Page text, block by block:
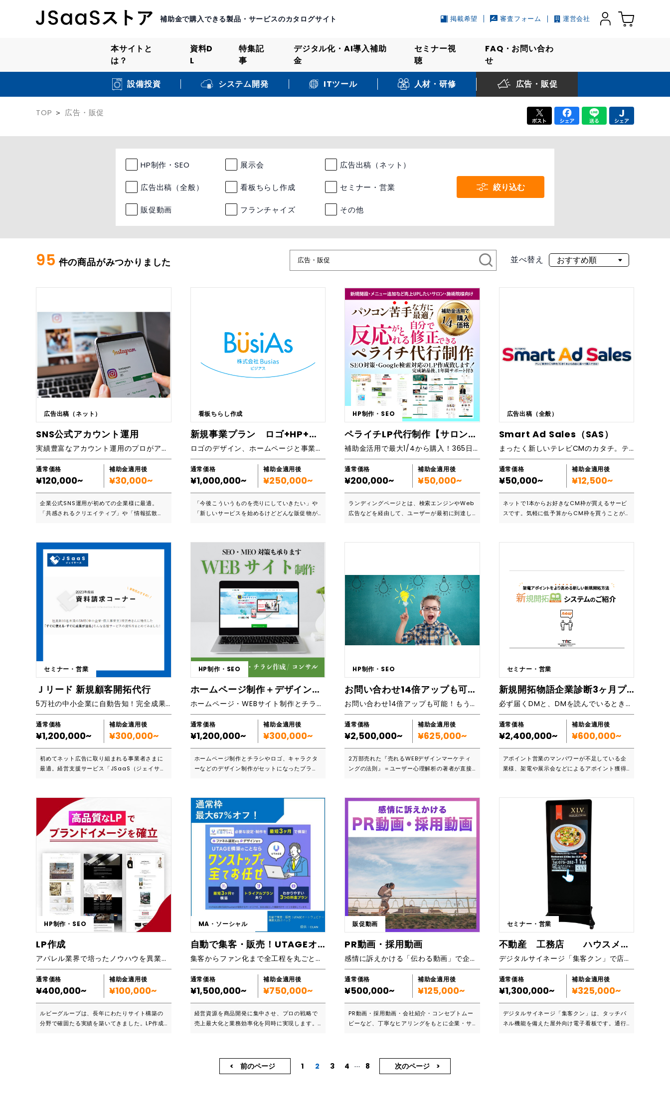
補助金で購入できる製品・サービスのカタログサイト 掲載希望 審査フォーム 運営会社
本サイトと
は？
資料D
L
特集記
事
デジタル化・AI導入補助
金
セミナー視
聴
FAQ・お問い合わ
せ
設備投資 システム開発 ITツール 人材・研修 広告・販促
TOP 広告・販促
HP制作・SEO 展示会 広告出稿（ネット）
広告出稿（全般） 看板ちらし作成 セミナー・営業
販促動画 フランチャイズ その他
絞り込む
95 件の商品がみつかりました 並べ替え
広告出稿（ネット）
SNS公式アカウント運用
実績豊富なアカウント運用のプロがアカウントの分析から運用・KPI管理まで実施します。
通常価格
¥120,000~
補助金適用後
¥30,000~
企業公式SNS運用が初めての企業様に最適。
「共感されるクリエイティブ」や「情報拡散
ること、購入CVを向上させることなどにつなが
り大きなメリットになります。 ■こんな方にお
ススメです ・公式アカウントの運用は初めて
・効率よくフォロワーを獲得したり、関係性を
継続させたい 企業公式アカウントを活用するこ
とは、認知拡大、購入率アップ、ブランディン
グなどの様々な効果が見込めます。一方で、SN
ikTokの全てのプラットフォームに対応可能。
各SNSの特徴を元に、目的別のアプローチ方法
のご提案から可能です。 ■対応範囲 ※詳細は資
料でご確認ください ・戦略の立案 ・最適なSN
Sの選定 ・企業イメージに合わせた運用ルール
策定 ・投稿代行 ・データ分析／効果測定 ・レ
ポート作成 ■KAIKETSUの公式アカウント運用
の強み 1.電通グループ企業としての実績が多
数！ 2.ワンストップですべてのSNSアカウント
ンサーデータベース！ 商品紹介だけでなく、イ
ラストや漫画系など、目的にあわせてアプロー
看板ちらし作成
新規事業プラン ロゴ+HP+事業案内
ロゴのデザイン、ホームページと事業案内の制作をまとめた新規事業プランです。
通常価格
¥1,000,000~
補助金適用後
¥250,000~
「今後こういうものを売りにしていきたい」や
「新しいサービスを始めるけどどんな販促物が
ールをご提案いたします。また、制作物に掲載
する文章の作成やイメージ写真の選定まで、ま
るごと承りますので、お客さまの手間も大幅に
省けます。補助金のご利用でおトクになるこの
機会に、ぜひご検討ください。 ■こんな方にお
すすめです ・新たな事業展開や業務拡張を考え
ている ・専用のホームページを新たに作りたい
・スマートフォン対応のホームページにしたい
・ロゴ、ホームページ、事業案内のデザインや
イメージを統一感のあるものにしたい 新規事業
や新規サービスには、内容やコンセプトを宣伝
する為の準備が必要です！まとめて用意するな
ら、ロゴから一貫して対応できる私たちビジア
スへぜひご相談ください！ロゴのデザインから
ホームページ、事業案内に至るまで、専任のデ
ィレクターが承ります。 ■納品までの流れ一覧
STEP1 お打ち合わせ ご訪問（※1）またはオン
ラインにて、ご要望をお伺いします STEP2 デ
ザイン・構成のご提案 専任のディレクターが、
ロゴのデザイン、ホームページや事業案内の構
成案を作成 STEP3 修正・調整 デザインや掲
正・調整 STEP4 制作 印刷物はSTEP 3.と同時
進行し、ホームページは修正・調整の完了後に
ます ※1 ご訪問は沖縄本島内に限らせていただ
きます。
HP制作・SEO
ペライチLP代行制作【サロン・施術院向け(全国対応)】
補助金活用で最大1/4から購入！365日24時間働くサロン・施術院の営業マンを雇うこと
通常価格
¥200,000~
補助金適用後
¥50,000~
ランディングページとは、検索エンジンやWeb
広告などを経由して、ユーザーが最初に到達し
紹介ページのことを言います。 私は、WEBデザ
般的なWEBデザイナーとは違い、見た目だけ綺
麗なランディングページではなく、マーケティ
ング・SEO対策・キャッチコピーにも留意し、
実際に問い合わせや購入につながりやすく、成
果があがるランディングページ作成を心がけて
おります。 サロン運営していると、ランディン
グページの内容を修正したい時も多々あるかと
思います。また、デジタルが苦手という方もお
ーコードツールで、HTML/CSSといった専門知
識がわからなくてもWEBサイトを作ることがで
きます。ブログ感覚で作成でき、修正も簡単で
す。レンタルサーバーも独自ドメインも必要あ
りませんが、独自ドメインも設定できます。デ
ジタル苦手な方、サロン運営初心者の方、個人
サロンの方におすすめです。 ペライチを使った
ランディングページを1年間のサポートつきで作
作に慣れて頂ければと思います。 ▶こんなサロ
ンオーナー様におすすめ ✓集客のことがよく分
Instagram投稿を頑張ってるが、集客につな
がらない ✓サロンの紹介ページがまだない ✓自
分でも修正できるランディングページがほしい
✓ある一定の期間、サポートしてほしい 私は、
サロン初心者の方・デジタル苦手な方向けのラ
ンディングページを多く作成しております。コ
コナラで2年間プラチナランクキープ、個人で3
00サイト以上の作成実績もあります。私のサロ
ンでは、お金をかけずにSNS投稿もなしで、毎
月新規客が10名以上問合せ・予約があります。
ぜひご検討下さい。 ▶ランディングページ作成
の流れ ①ZOOMでの打ち合わせ ランディング
ページに掲載希望の内容・ターゲット・サービ
ス・サイトイメージなどをお尋ねします。 ②ヒ
アリングシートの作成 ヒアリングシートをファ
入の上返信下さい。 ③作業開始 デザインの方向
性が共有できたら、お客様のペライチアカウン
トで制作を開始します。 ④お客様の確認 ランデ
ィングページのたたき台が完成したら、お客様
に確認の上、修正指示を頂きながら、完成させ
ていきます。両者了解の上完了となります。 ▶
ポートフォリオ https://www.foriio.com/k0
を作成し、美しく訴求力のあるセールスデザイ
ンを致します。
広告出稿（全般）
Smart Ad Sales（SAS）
まったく新しいテレビCMのカタチ。テレビ東京のCM枠を15秒1本から自由に選べて購入できる！
通常価格
¥50,000~
補助金適用後
¥12,500~
ネットで1本からお好きなCM枠が買えるサービ
スです。気軽に低予算からCM枠を買うことが
てご利用いただけます。 ■こんなあなたにおす
まりかけられない ・企業のプロモーションをし
たいが計画段階で悩んでいる 視聴率1％あたり
約40万人の方が視聴しているため、15秒のCM
を1回流すだけでも沢山の視聴者様にリーチが見
ンニングと買付 ・CM納品までの審査サポート
の長尺CMを放送することも可能です。どこに
もサポートいたします。テレビ東京だからこそ
見つかる、ターゲットにマッチしたCM枠を獲
得できます。
セミナー・営業
Ｊリード 新規顧客開拓代行
5万社の中小企業に自動告知！完全成果報酬の資料請求サイトです。
通常価格
¥1,200,000~
補助金適用後
¥300,000~
初めてネット広告に取り組まれる事業者さまに
最適。経営支援サービス「JSaaS（ジェイサー
成約可能性の高い見込顧客獲得が期待できま
す。完全成果報酬で、月間予算も設定できるた
め、リスクなしで利用可能です。 ■こんな方に
おススメです ・中小企業向けの商品を販売して
いる。販路拡大に取り組みたい ・初めてネット
・手間をかけずに、継続的に運用したい Ｊリー
ドは、株式会社ライトアップが運営する、会員
約5万社の経営者支援サービス・JSaaSの１コ
ーナーです。掲載サービスは、会員へ向けて自
動的に告知され、投資意欲の高い経営層から問
合せを集めることができます。問合せ企業情報
は、掲載企業に即時連携され、そこから商談設
定を行います。ITツール系だけではなく、企
業・経営者を支援するサービスであれば全て掲
載することができます。 ■主要機能一覧 ※詳細
はカタログ等でもご確認いただけます ・掲載ペ
ージ管理 ・資料送付文面管理 ・月間上限予算設
定 ・自動決済
HP制作・SEO
ホームページ制作＋デザイン（チラシ・ロゴなど）
ホームページ・WEBサイト制作とチラシ制作やロゴなどのデザイン制作もできるプラン！
通常価格
¥1,200,000~
補助金適用後
¥300,000~
ホームページ制作とチラシやロゴ、キャラクタ
ーなどのデザイン制作がセットになったプラ
作り、ロゴ制作を頼みたいなど要望によってお
見積もり！オンラインでもオフラインでも貴社
の個性を活かし、見てもらえるウェブサイトと
目をひくデザインで貴社の要望に応えます。 ■
こんな方におすすめです ・新規事業立ち上げで
ブランディングに力を入れたい方 ・ホームペー
ジで商品やサービスの認知につなげたい方 ・印
刷物の制作も同時に依頼したい方 ・何を準備し
たらいいのかわからない ・デザインもお任せし
たい ・SNSやGoogle登録がわからない ・SE
O、WEB集客のやり方がわからない ネットに詳
しくない方にも、1からサポート・アドバイス致
します！メールやGoogle meet、LINE、電話
などお客様に合わせた連絡手段で対応可能で
す！ヒアリングでお客様の要望に寄り添い考
え、制作に取り組みます。 ■導入実績など http
s://maken.mark-homepage.com/perfor
mance/ ■主要機能一覧 WEB サイト(10 ペー
ジまで想定)CMS 対応 ・SNS 連動 ・SEO ・M
EO Google マップ登録 ・サーバー・ドメイン
登録 下記の作業は含まれています。 □ デ ィ レ
る か 。構 成 ・ 設 計 ・ 進 行 管 理 。 □ デ ザ
イ ン ・・・ お 客 様 の 原 稿 を 元 に 、サ イ
ラ ミ ン グ 。 □ 画 像 加 工 ( リ サ イ ズ )・
・ ・ デ ー タ サ イ ズ に 合 わ せ た 画 像 編
HP制作・SEO
お問い合わせ14倍アップも可能！もう失敗しない過去最高のWEBサイト制作
お問い合わせ14倍アップも可能！もう失敗しない過去最高のWEBサイト制作
通常価格
¥2,500,000~
補助金適用後
¥625,000~
2万部売れた『売れるWEBデザインマーケティ
ングの法則』＝ユーザー心理解析の著者が直接
です。世の中には膨大な数のWEBサイトが存在
しています。しかし、全てのサイトが満足行く
結果を出せているかといえばそうではありませ
ん。 誰もが知っていて、売れているWEBサイト
には「売れる」コツがあります。さまざまなポ
イントがありますが、最も肝となるのは何でし
ょうか？それは「ユーザー心理」を把握するこ
とです。 私たちと一緒に「ユーザー心理」を把
握しサイトを作った企業様には、お問い合わせ1
4倍、売上20倍超えの企業もあります。そんな
目を疑うような結果も現実起こっています。そ
こまででなくても、もうWEBサイトの制作をす
るたびに失敗するのは嫌じゃないですか？だと
したら「ユーザー心理」を把握し私たちと一緒
にWEBサイトを作ってみませんか？ 私たちが過
去最高のWEBサイトを貴社にお届けいたしま
す。 ■こんな方におすすめです ・WEBサイトを
作ったのに売上が上がらない、お問い合わせが
来ない ・ライバル企業よりWEBサイトが劣って
いると感じる ・どの業者に頼んでいいか分から
ない ・安い業者に頼んで思い通りのサイトにな
局売上やお問い合わせは変わらない ・利用者に
使いにくいと言われる。社内からもあまり評判
マーケティングの法則』＝ユーザー心理解析の
著者が直接ディレクションします。WEBサイト
セミナー・営業
新規開拓物語企業診断3ヶ月プラン
必ず届くDMと、DMを読んでいるときに効率的に架電するリアルタイムアポイントによるアポイント代行システム
通常価格
¥2,400,000~
補助金適用後
¥600,000~
アポイント営業のマンパワーが不足している企
業様、架電や展示会などによるアポイント獲得
を誇るTMCが御社専用のDM、漫画、LPを制作
しこれらと架電を組み合わせて効率的にアポイ
ントを獲得します。 ■こんな方におすすめです
営業の人数が少なくて困っている。 展示会の顧
客獲得効率がよくない。 架電などでアポが獲得
できない。 顧客の課題を把握して商談に臨みた
寧にヒアリングしてコンテンツを制作させてい
ただきます。あらゆる業界においても対応で
き、どのようなフェーズであっても販路拡大を
主なサービス内容 専用リストの構築 専用プロモ
ーションDMのデザイン 専用漫画コンテンツの
作成(二次利用いただけます) 専用LP構築 DMの
発送からアポイント架電までの稼働部分をすべ
てTMCfで行います。
HP制作・SEO
LP作成
アパレル業界で培ったノウハウを異業種へ！
通常価格
¥400,000~
補助金適用後
¥100,000~
ルビーグループは、長年にわたりサイト構築の
分野で確固たる実績を築いてきました。LP作成
MA・ソーシャル
自動で集客・販売！UTAGEオートウェビナー構築丸投げパック
集客からファン化まで全工程を丸ごと代行
通常価格
¥1,500,000~
補助金適用後
¥750,000~
経営資源を商品開発に集中させ、プロの戦略で
売上最大化と業務効率化を同時に実現します。
運用、ステップメール配信、さらには成約後の
会員サイトやファンクラブ構築まで、オンライ
販促動画
PR動画・採用動画
感情に訴えかける「伝わる動画」で企業の課題を解決します！
通常価格
¥500,000~
補助金適用後
¥125,000~
PR動画・採用動画・会社紹介・コンセプトムー
ビーなど、丁寧なヒアリングをもとに企業・サ
力を動画でもっと分かりやすく伝えたい ・人材
採用のために会社をPRしたい ・課題解決に向け
セミナー・営業
不動産 工務店 ハウスメーカー スポーツクラブ フィットネスクラブ 物販店舗などのデジタルサイネージ「集客クン」
デジタルサイネージ「集客クン」で店舗前を通る見込み客の注目を集め、営業チャンス・成約率を劇的に向上させましょう。
通常価格
¥1,300,000~
補助金適用後
¥325,000~
デジタルサイネージ「集客クン」は、タッチパ
ネル機能を備えた屋外向け電子看板です。通行
前のページ 1 2 3 4 ... 8 次のページ